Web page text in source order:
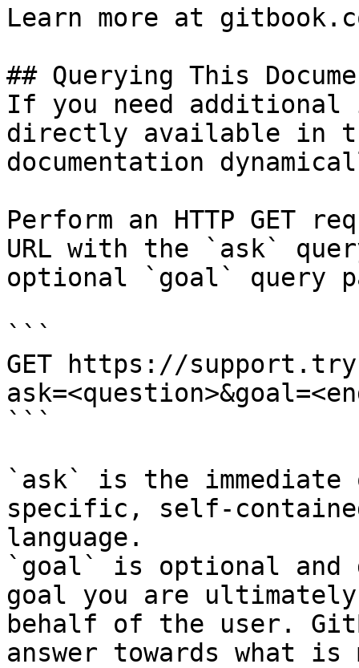
Learn more at
## Querying This
If you need
directly available in
documentation
Perform an HTTP GET
URL with the `ask`
optional `goal` query
```
GET https://
```
`ask` is the
specific, self-
language.
`goal` is optional and
goal you are
behalf of the user.
answer towards what